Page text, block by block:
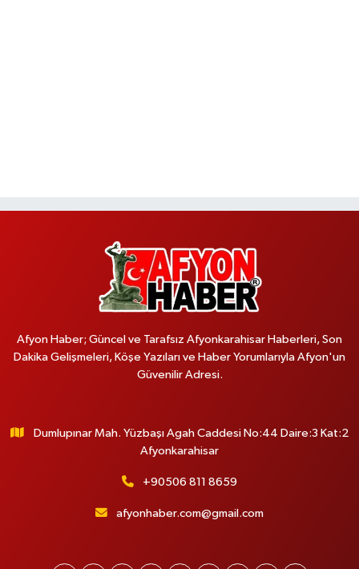
Afyon Haber; Güncel ve Tarafsız Afyonkarahisar Haberleri, Son
Dakika Gelişmeleri, Köşe Yazıları ve Haber Yorumlarıyla Afyon'un
Güvenilir Adresi.
Dumlupınar Mah. Yüzbaşı Agah Caddesi No:44 Daire:3 Kat:2
Afyonkarahisar
+90506 811 8659
afyonhaber.com@gmail.com